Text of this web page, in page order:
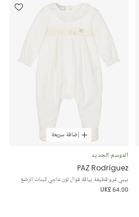
إضافة سريعة
الموسم الجديد
PAZ Rodríguez
بيبي غرو قطيفة بياقة فوال لون عاجي للبنات الرضع
UK£ 64.00